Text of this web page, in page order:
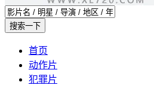
首页
动作片
犯罪片